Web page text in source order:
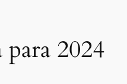
para 2024